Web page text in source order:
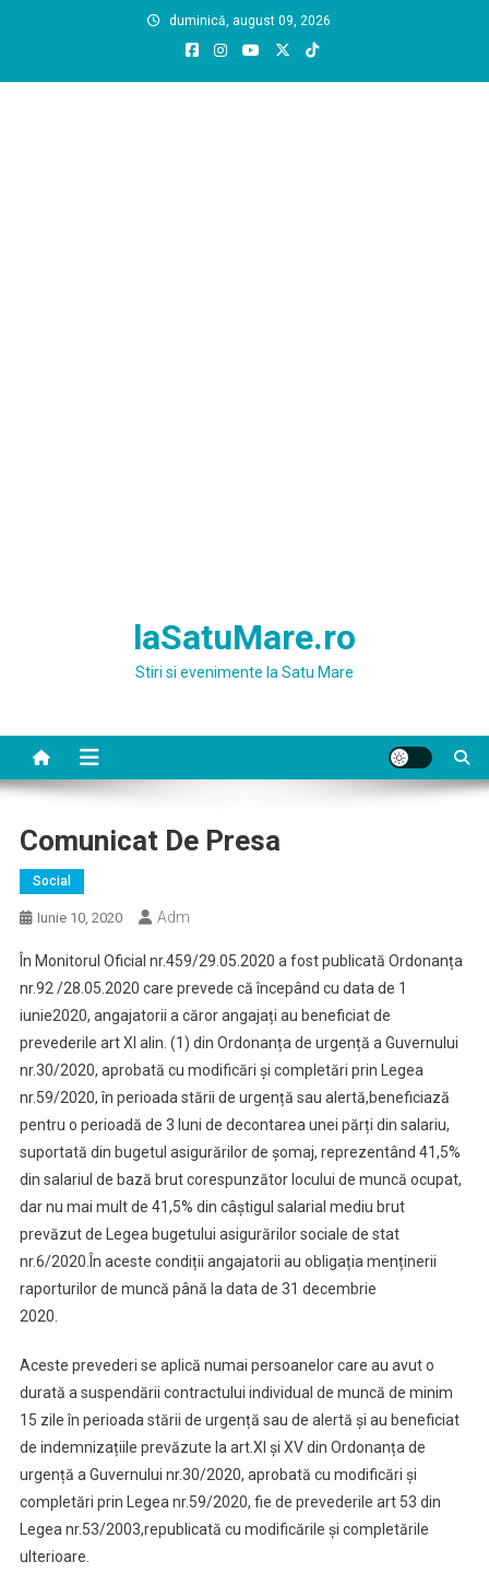
duminică, august 09, 2026
laSatuMare.ro
Stiri si evenimente la Satu Mare
Comunicat De Presa
Social
Iunie 10, 2020 Adm
În Monitorul Oficial nr.459/29.05.2020 a fost publicată Ordonanța
nr.92 /28.05.2020 care prevede că începând cu data de 1
iunie2020, angajatorii a căror angajați au beneficiat de
prevederile art XI alin. (1) din Ordonanța de urgență a Guvernului
nr.30/2020, aprobată cu modificări și completări prin Legea
nr.59/2020, în perioada stării de urgență sau alertă,beneficiază
pentru o perioadă de 3 luni de decontarea unei părți din salariu,
suportată din bugetul asigurărilor de șomaj, reprezentând 41,5%
din salariul de bază brut corespunzător locului de muncă ocupat,
dar nu mai mult de 41,5% din câștigul salarial mediu brut
prevăzut de Legea bugetului asigurărilor sociale de stat
nr.6/2020.În aceste condiții angajatorii au obligația menținerii
raporturilor de muncă până la data de 31 decembrie
2020.
Aceste prevederi se aplică numai persoanelor care au avut o
durată a suspendării contractului individual de muncă de minim
15 zile în perioada stării de urgență sau de alertă și au beneficiat
de indemnizațiile prevăzute la art.XI și XV din Ordonanța de
urgență a Guvernului nr.30/2020, aprobată cu modificări și
completări prin Legea nr.59/2020, fie de prevederile art 53 din
Legea nr.53/2003,republicată cu modificările și completările
ulterioare.